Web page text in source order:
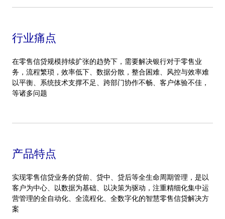
行业痛点
在零售信贷规模持续扩张的趋势下，需要解决银行对于零售业
务，流程繁琐，效率低下、数据分散，整合困难、风控与效率难
以平衡、系统技术支撑不足、跨部门协作不畅、客户体验不佳，
等诸多问题
产品特点
实现零售信贷业务的贷前、贷中、贷后等全生命周期管理，是以
客户为中心、以数据为基础、以决策为驱动，注重精细化集中运
营管理的全自动化、全流程化、全数字化的智慧零售信贷解决方
案